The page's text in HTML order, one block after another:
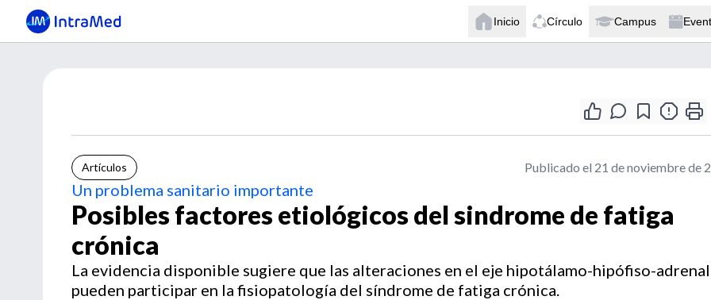
Inicio Círculo Campus
Artículos Publicado el 21 de noviembre de
Un problema sanitario importante
Posibles factores etiológicos del sindrome de fatiga
crónica
La evidencia disponible sugiere que las alteraciones en el eje hipotálamo-hipófiso-adrenal
pueden participar en la fisiopatología del síndrome de fatiga crónica.